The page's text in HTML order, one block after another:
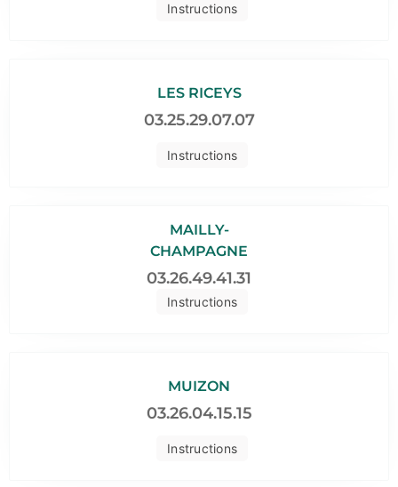
Instructions
Instructions
LES RICEYS
03.25.29.07.07
Instructions
MAILLY-
CHAMPAGNE
03.26.49.41.31
Instructions
MUIZON
03.26.04.15.15